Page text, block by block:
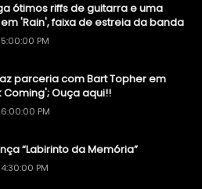
ótimos riffs de guitarra e uma
'Rain', faixa de estreia da banda
PM
parceria com Bart Topher em
Coming'; Ouça aqui!!
PM
“Labirinto da Memória”
PM